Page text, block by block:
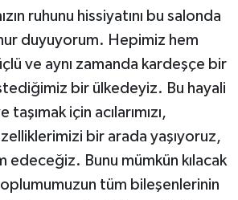
ruhunu hissiyatını bu salonda
duyuyorum. Hepimiz hem
ve aynı zamanda kardeşçe bir
bir ülkedeyiz. Bu hayali
için acılarımızı,
bir arada yaşıyoruz,
edeceğiz. Bunu mümkün kılacak
tüm bileşenlerinin